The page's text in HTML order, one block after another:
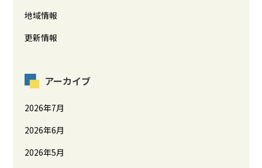
地域情報
更新情報
アーカイブ
2026年7月
2026年6月
2026年5月